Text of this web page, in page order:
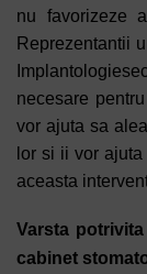
nu favorizeze
Reprezentantii
necesare
vor ajuta sa
lor si ii vor
aceasta
Varsta
cabinet